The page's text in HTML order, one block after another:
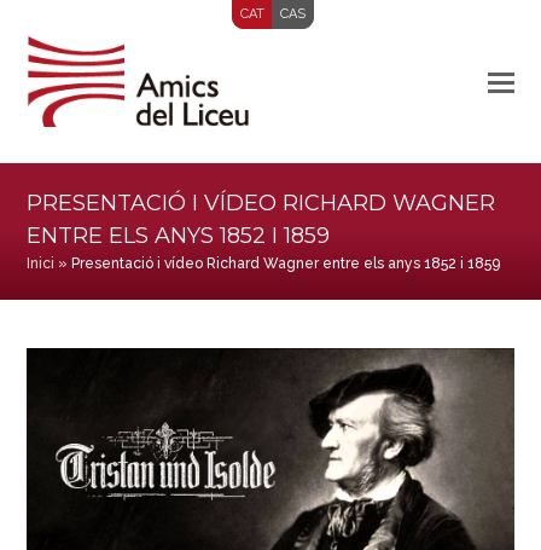
CAT CAS
PRESENTACIÓ I VÍDEO RICHARD WAGNER
ENTRE ELS ANYS 1852 I 1859
Inici » Presentació i vídeo Richard Wagner entre els anys 1852 i 1859